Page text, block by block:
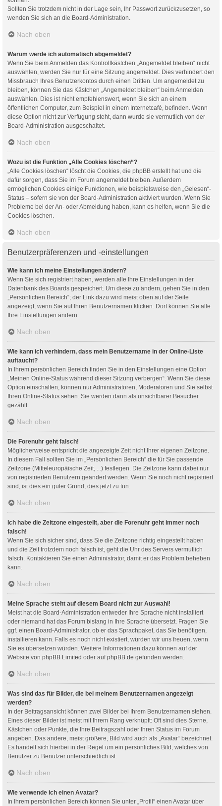
Sollten Sie trotzdem nicht in der Lage sein, Ihr Passwort zurückzusetzen, so
wenden Sie sich an die Board-Administration.
Nach oben
Warum werde ich automatisch abgemeldet?
Wenn Sie beim Anmelden das Kontrollkästchen „Angemeldet bleiben“ nicht
auswählen, werden Sie nur für eine Sitzung angemeldet. Dies verhindert den
Missbrauch Ihres Benutzerkontos durch einen Dritten. Um angemeldet zu
bleiben, können Sie das Kästchen „Angemeldet bleiben“ beim Anmelden
auswählen. Dies ist nicht empfehlenswert, wenn Sie sich an einem
öffentlichen Computer, zum Beispiel in einem Internetcafé, befinden. Wenn
diese Option nicht zur Verfügung steht, dann wurde sie vermutlich von der
Board-Administration ausgeschaltet.
Nach oben
Wozu ist die Funktion „Alle Cookies löschen“?
„Alle Cookies löschen“ löscht die Cookies, die phpBB erstellt hat und die
dafür sorgen, dass Sie im Forum angemeldet bleiben. Außerdem
ermöglichen Cookies einige Funktionen, wie beispielsweise den „Gelesen“-
Status – sofern sie von der Board-Administration aktiviert wurden. Wenn Sie
Probleme bei der An- oder Abmeldung haben, kann es helfen, wenn Sie die
Cookies löschen.
Nach oben
Benutzerpräferenzen und -einstellungen
Wie kann ich meine Einstellungen ändern?
Wenn Sie sich registriert haben, werden alle Ihre Einstellungen in der
Datenbank des Boards gespeichert. Um diese zu ändern, gehen Sie in den
„Persönlichen Bereich“; der Link dazu wird meist oben auf der Seite
angezeigt, wenn Sie auf Ihren Benutzernamen klicken. Dort können Sie alle
Ihre Einstellungen ändern.
Nach oben
Wie kann ich verhindern, dass mein Benutzername in der Online-Liste
auftaucht?
In Ihrem persönlichen Bereich finden Sie in den Einstellungen eine Option
„Meinen Online-Status während dieser Sitzung verbergen“. Wenn Sie diese
Option einschalten, können nur Administratoren, Moderatoren und Sie selbst
Ihren Online-Status sehen. Sie werden dann als unsichtbarer Besucher
gezählt.
Nach oben
Die Forenuhr geht falsch!
Möglicherweise entspricht die angezeigte Zeit nicht Ihrer eigenen Zeitzone.
In diesem Fall sollten Sie im „Persönlichen Bereich“ die für Sie passende
Zeitzone (Mitteleuropäische Zeit, ...) festlegen. Die Zeitzone kann dabei nur
von registrierten Benutzern geändert werden. Wenn Sie noch nicht registriert
sind, ist dies ein guter Grund, dies jetzt zu tun.
Nach oben
Ich habe die Zeitzone eingestellt, aber die Forenuhr geht immer noch
falsch!
Wenn Sie sich sicher sind, dass Sie die Zeitzone richtig eingestellt haben
und die Zeit trotzdem noch falsch ist, geht die Uhr des Servers vermutlich
falsch. Kontaktieren Sie einen Administrator, damit er das Problem beheben
kann.
Nach oben
Meine Sprache steht auf diesem Board nicht zur Auswahl!
Meist hat die Board-Administration entweder Ihre Sprache nicht installiert
oder niemand hat das Forum bislang in Ihre Sprache übersetzt. Fragen Sie
ggf. einen Board-Administrator, ob er das Sprachpaket, das Sie benötigen,
installieren kann. Falls es noch nicht existiert, würden wir uns freuen, wenn
Sie es übersetzen würden. Weitere Informationen dazu können auf der
Website von phpBB Limited oder aufphpBB.de gefunden werden.
Nach oben
Was sind das für Bilder, die bei meinem Benutzernamen angezeigt
werden?
In der Beitragsansicht können zwei Bilder bei Ihrem Benutzernamen stehen.
Eines dieser Bilder ist meist mit Ihrem Rang verknüpft: Oft sind dies Sterne,
Kästchen oder Punkte, die Ihre Beitragszahl oder Ihren Status im Forum
angeben. Das andere, meist größere, Bild wird auch als „Avatar“ bezeichnet.
Es handelt sich hierbei in der Regel um ein persönliches Bild, welches von
Benutzer zu Benutzer unterschiedlich ist.
Nach oben
Wie verwende ich einen Avatar?
In Ihrem persönlichen Bereich können Sie unter „Profil“ einen Avatar über